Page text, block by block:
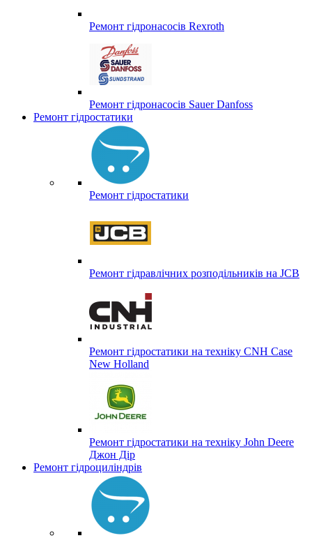
Ремонт гідронасосів Rexroth
Ремонт гідронасосів Sauer Danfoss
Ремонт гідростатики
Ремонт гідростатики
Ремонт гідравлічних розподільників на JCB
Ремонт гідростатики на техніку CNH Case
New Holland
Ремонт гідростатики на техніку John Deere
Джон Дір
Ремонт гідроциліндрів